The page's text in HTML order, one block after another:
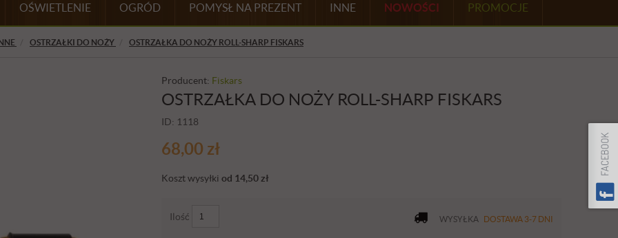
OŚWIETLENIE OGRÓD POMYSŁ NA PREZENT INNE NOWOŚCI PROMOCJE
OSTRZAŁKI DO NOŻY OSTRZAŁKA DO NOŻY ROLL-SHARP FISKARS
Producent: Fiskars
OSTRZAŁKA DO NOŻY ROLL-SHARP FISKARS
ID: 1118
68,00 zł
Koszt wysyłki od 14,50 zł
Ilość WYSYŁKA DOSTAWA 3-7 DNI